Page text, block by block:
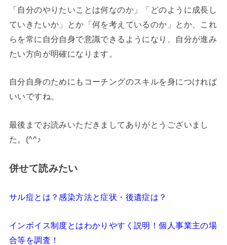
「自分のやりたいことは何なのか」「どのように成長し
ていきたいか」とか「何を考えているのか」とか、これ
らを常に自分自身で意識できるようになり、自分が進み
たい方向が明確になります。
自分自身のためにもコーチングのスキルを身につければ
いいですね。
最後までお読みいただきましてありがとうございまし
た。(^^♪
併せて読みたい
サル痘とは？感染方法と症状・後遺症は？
インボイス制度とはわかりやすく説明！個人事業主の場
合等を調査！